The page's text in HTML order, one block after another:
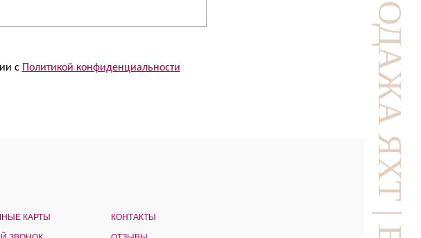
с Политикой конфиденциальности
КАРТЫ КОНТАКТЫ